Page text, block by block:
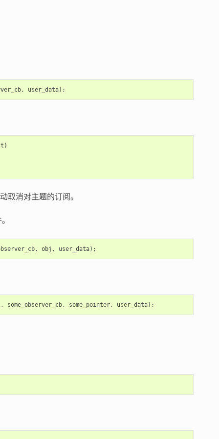
, user_data);
)
取消对主题的订阅。
, obj , user_data);
, some_observer_cb, some_pointer, user_data);